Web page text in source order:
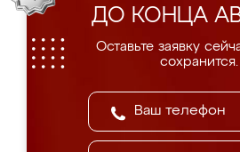
ДО КОНЦА
Оставьте заявку
сохранится.